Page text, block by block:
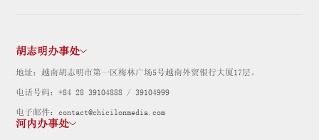
胡志明办事处
地址：越南胡志明市第一区梅林广场5号越南外贸银行大厦17层。
电话号码：+84 28 39104888 / 39104999
电子邮件：contact@chicilonmedia.com
河内办事处